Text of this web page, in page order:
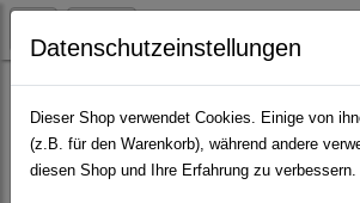
Zierpflanzen
Datenschutzeinstellungen
Dieser Shop verwendet Cookies. Einige von
(z.B. für den Warenkorb), während andere
diesen Shop und Ihre Erfahrung zu verbessern.